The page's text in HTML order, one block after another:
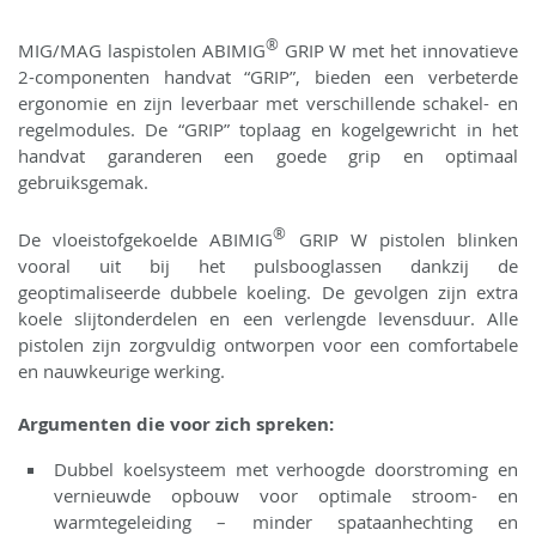
MIG/MAG laspistolen ABIMIG® GRIP W met het innovatieve
2-componenten handvat “GRIP”, bieden een verbeterde
ergonomie en zijn leverbaar met verschillende schakel- en
regelmodules. De “GRIP” toplaag en kogelgewricht in het
handvat garanderen een goede grip en optimaal
gebruiksgemak.
De vloeistofgekoelde ABIMIG®
GRIP W pistolen blinken
vooral uit bij het pulsbooglassen dankzij de
geoptimaliseerde dubbele koeling. De gevolgen zijn extra
koele slijtonderdelen en een verlengde levensduur. Alle
pistolen zijn zorgvuldig ontworpen voor een comfortabele
en nauwkeurige werking.
Argumenten die voor zich spreken:
Dubbel koelsysteem met verhoogde doorstroming en
vernieuwde opbouw voor optimale stroom- en
warmtegeleiding – minder spataanhechting en